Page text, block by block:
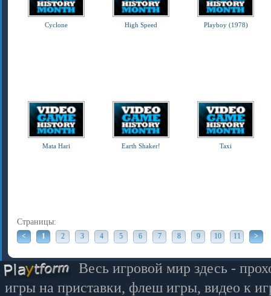
Cyclone High Speed Playboy (1978)
Mata Hari Earth Shaker! Taxi
Страницы:
< 1 2 3 4 5 6 7 8 9 10 11 >
Весь игровой мир здесь -
игры на приставки, флеш игры, видео к